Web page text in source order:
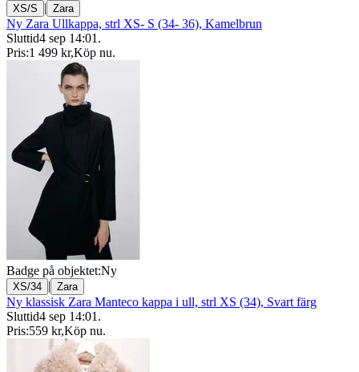
XS/S | Zara
Ny Zara Ullkappa, strl XS- S (34- 36), Kamelbrun
Sluttid4 sep 14:01 .
Pris:1 499 kr,Köp nu.
Badge på objektet:Ny
XS/34 | Zara
Ny klassisk Zara Manteco kappa i ull, strl XS (34), Svart färg
Sluttid4 sep 14:01 .
Pris:559 kr,Köp nu.